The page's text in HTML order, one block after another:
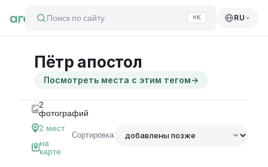
Поиск по сайту ⌘K RU
Пётр апостол
Посмотреть места с этим тегом→
2
фотографий
2 мест
на
карте
Сортировка